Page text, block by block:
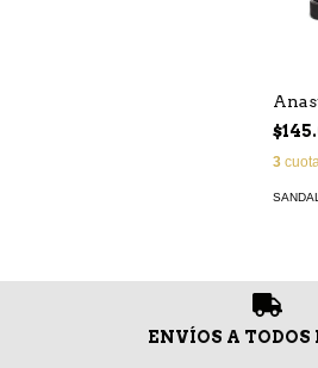
3
ENVÍOS A TODOS